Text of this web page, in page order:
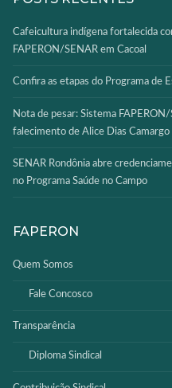
Cafeicultura indígena fortalecida
FAPERON/SENAR em Cacoal
Confira as etapas do Programa de
Nota de pesar: Sistema
falecimento de Alice Dias Camargo
SENAR Rondônia abre
no Programa Saúde no Campo
FAPERON
Quem Somos
Fale Concosco
Transparência
Diploma Sindical